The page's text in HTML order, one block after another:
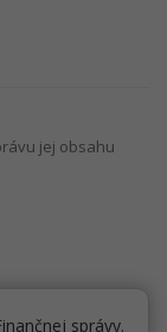
jej obsahu
správy.